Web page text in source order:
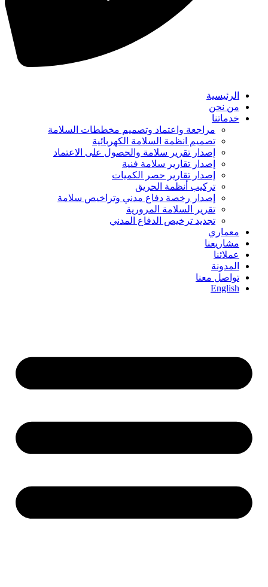
الرئيسية
من نحن
خدماتنا
مراجعة واعتماد وتصميم مخططات السلامة
تصميم انظمة السلامة الكهربائية
إصدار تقرير سلامة والحصول على الاعتماد
إصدار تقارير سلامة فنية
إصدار تقارير حصر الكميات
تركيب أنظمة الحريق
إصدار رخصة دفاع مدني وتراخيص سلامة
تقرير السلامة المرورية
تجديد ترخيص الدفاع المدني
معماري
مشاريعنا
عملائنا
المدونة
تواصل معنا
English